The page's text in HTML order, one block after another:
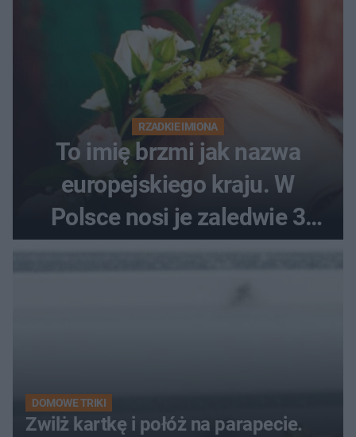
RZADKIE IMIONA
To imię brzmi jak nazwa
europejskiego kraju. W
Polsce nosi je zaledwie 3
DOMOWE TRIKI
Zwilż kartkę i połóż na parapecie.